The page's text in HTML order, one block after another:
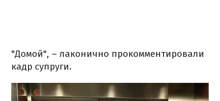
"Домой", – лаконично прокомментировали
кадр супруги.